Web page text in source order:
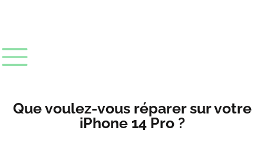
Que voulez-vous réparer sur votre
iPhone 14 Pro ?